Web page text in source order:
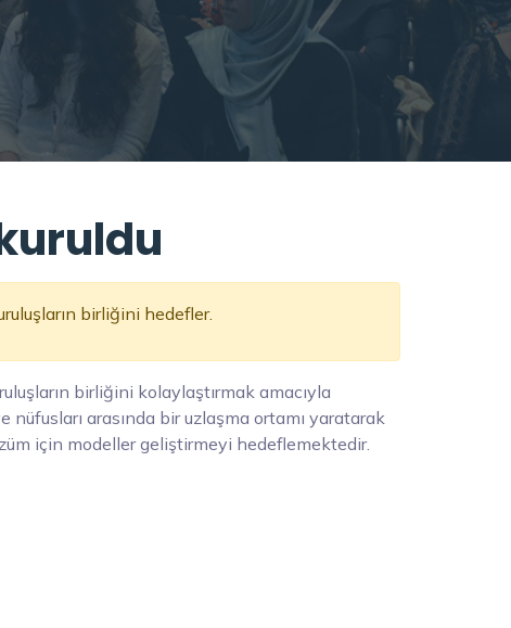
birliğini hedefler.
birliğini kolaylaştırmak amacıyla
arasında bir uzlaşma ortamı yaratarak
için modeller geliştirmeyi hedeflemektedir.